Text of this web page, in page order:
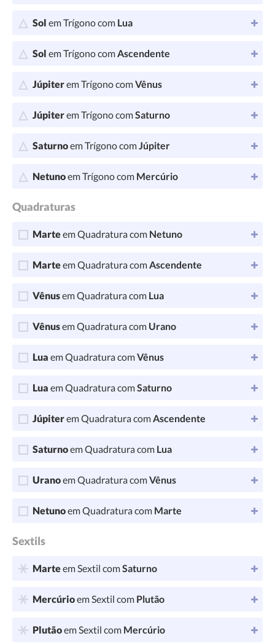
Sol em Trígono com Lua
Sol em Trígono comAscendente
Júpiterem Trígono comVênus
Júpiterem Trígono comSaturno
Saturnoem Trígono comJúpiter
Netunoem Trígono com Mercúrio
Quadraturas
Marteem Quadratura com Netuno
Marteem Quadratura comAscendente
Vênusem Quadratura com Lua
Vênusem Quadratura com Urano
Lua em Quadratura comVênus
Lua em Quadratura comSaturno
Júpiterem Quadratura comAscendente
Saturnoem Quadratura com Lua
Uranoem Quadratura comVênus
Netunoem Quadratura com Marte
Sextils
Marteem Sextil comSaturno
Mercúrioem Sextil com Plutão
Plutãoem Sextil com Mercúrio